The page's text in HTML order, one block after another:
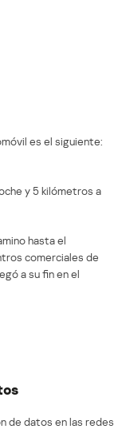
es el siguiente:
y 5 kilómetros a
hasta el
comerciales de
a su fin en el
de datos en las redes